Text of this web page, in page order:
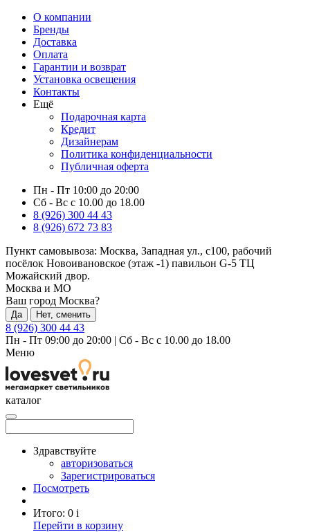
О компании
Бренды
Доставка
Оплата
Гарантии и возврат
Установка освещения
Контакты
Ещё
Подарочная карта
Кредит
Дизайнерам
Политика конфиденциальности
Публичная оферта
Пн - Пт 10:00 до 20:00
Сб - Вс с 10.00 до 18.00
8 (926) 300 44 43
8 (926) 672 73 83
Пункт самовывоза: Москва, Западная ул., с100, рабочий
посёлок Новоивановское (этаж -1) павильон G-5 ТЦ
Можайский двор.
Москва и МО
Ваш город Москва?
Да Нет, сменить
8 (926) 300 44 43
Пн - Пт 09:00 до 20:00 | Сб - Вс с 10.00 до 18.00
Меню
каталог
Здравствуйте
авторизоваться
Зарегистрироваться
Посмотреть
Итого: 0 i
Перейти в корзину